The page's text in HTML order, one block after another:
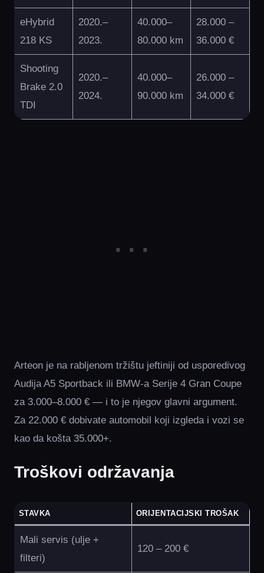
eHybrid
218 KS
2020.–
2023.
40.000–
80.000 km
28.000 –
36.000 €
Shooting
Brake 2.0
TDI
2020.–
2024.
40.000–
90.000 km
26.000 –
34.000 €
Arteon je na rabljenom tržištu jeftiniji od usporedivog
Audija A5 Sportback ili BMW-a Serije 4 Gran Coupe
za 3.000–8.000 € — i to je njegov glavni argument.
Za 22.000 € dobivate automobil koji izgleda i vozi se
kao da košta 35.000+.
Troškovi održavanja
STAVKA ORIJENTACIJSKI TROŠAK
Mali servis (ulje +
filteri)
120 – 200 €